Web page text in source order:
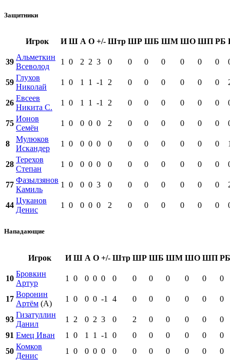
Защитники
Игрок И Ш А О +/- Штр ШР ШБ ШМ ШО ШП РБ
39
Альметкин
Всеволод
1 0 2 2 3 0 0 0 0 0 0 0
59
Глухов
Николай
1 0 1 1 -1 2 0 0 0 0 0 0
26
Евсеев
Никита С.
1 0 1 1 -1 2 0 0 0 0 0 0
75
Ионов
Семён
1 0 0 0 0 2 0 0 0 0 0 0
8
Мулюков
Искандер
1 0 0 0 0 0 0 0 0 0 0 0
28
Терехов
Степан
1 0 0 0 0 0 0 0 0 0 0 0
77
Фазылзянов
Камиль
1 0 0 0 3 0 0 0 0 0 0 0
44
Цуканов
Денис
1 0 0 0 0 2 0 0 0 0 0 0
Нападающие
Игрок И Ш А О +/- Штр ШР ШБ ШМ ШО ШП РБ
10
Бровкин
Артур
1 0 0 0 0 0 0 0 0 0 0 0
17
Воронин
Артём (А)
1 0 0 0 -1 4 0 0 0 0 0 0
93
Гизатуллин
Данил
1 2 0 2 3 0 2 0 0 0 0
0
91 Емец Иван 1 0 1 1 -1 0 0 0 0 0 0
0
50
Комков
Денис
1 0 0 0 0 0 0 0 0 0 0 0